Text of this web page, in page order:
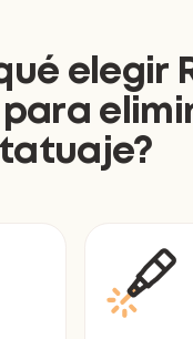
elegir
tatuaje?